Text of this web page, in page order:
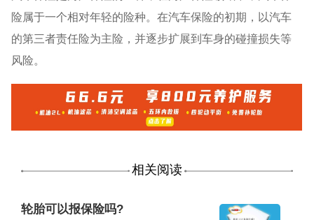
险属于一个相对年轻的险种。在汽车保险的初期，以汽车
的第三者责任险为主险，并逐步扩展到车身的碰撞损失等
风险。
相关阅读
轮胎可以报保险吗?